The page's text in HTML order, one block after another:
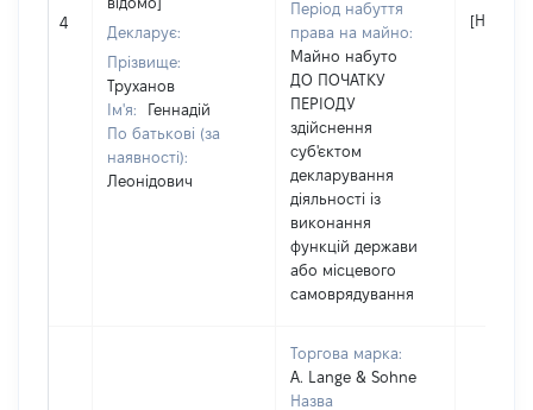
4
Декларує:
Прізвище:
Труханов
Ім'я:
Геннадій
По батькові (за
наявності):
Леонідович
Період набуття
права на майно:
Майно набуто
ДО ПОЧАТКУ
ПЕРІОДУ
здійснення
суб'єктом
декларування
діяльності із
виконання
функцій держави
або місцевого
самоврядування
[Не
Торгова марка:
A. Lange & Sohne
Назва